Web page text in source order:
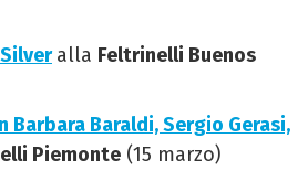
alla Feltrinelli Buenos
Barbara Baraldi, Sergio Gerasi,
Piemonte (15 marzo)